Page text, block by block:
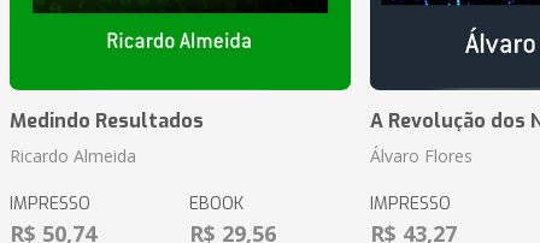
Medindo Resultados
Ricardo Almeida
IMPRESSO
R$ 50,74
EBOOK
R$ 29,56
A Revolução dos
Álvaro Flores
IMPRESSO
R$ 43,27